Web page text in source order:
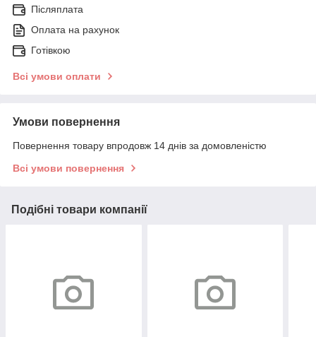
Післяплата
Оплата на рахунок
Готівкою
Всі умови оплати
Умови повернення
Повернення товару впродовж 14 днів за домовленістю
Всі умови повернення
Подібні товари компанії